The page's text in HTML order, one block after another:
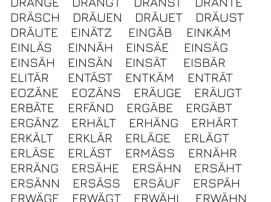
DRÄSCH
DRÄUEN DRÄUET
DRÄUST
DRÄUTE
EINÄTZ EINGÄB
EINKÄM
EINLÄS
EINNÄH EINSÄE
EINSÄG
EINSÄH
EINSÄN EINSÄT
EISBÄR
ELITÄR
ENTÄST ENTKÄM
ENTRÄT
EOZÄNE
EOZÄNS ERÄUGE
ERÄUGT
ERBÄTE
ERFÄND ERGÄBE
ERGÄBT
ERGÄNZ
ERHÄLT ERHÄNG
ERHÄRT
ERKÄLT
ERKLÄR ERLÄGE
ERLÄGT
ERLÄSE
ERLÄST ERMÄSS
ERNÄHR
ERRÄNG
ERSÄHE ERSÄHN
ERSÄHT
ERSÄNN
ERSÄSS ERSÄUF
ERSPÄH
ERWÄGE
ERWÄGT ERWÄHL
ERWÄHN